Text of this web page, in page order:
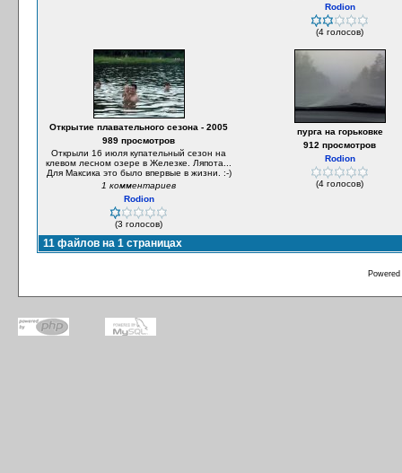
Rodion
(4 голосов)
Открытие плавательного сезона - 2005
989 просмотров
Открыли 16 июля купательный сезон на
клевом лесном озере в Железке. Ляпота...
Для Максика это было впервые в жизни. :-)
1 комментариев
Rodion
(3 голосов)
пурга на горьковке
912 просмотров
Rodion
(4 голосов)
11 файлов на 1 страницах